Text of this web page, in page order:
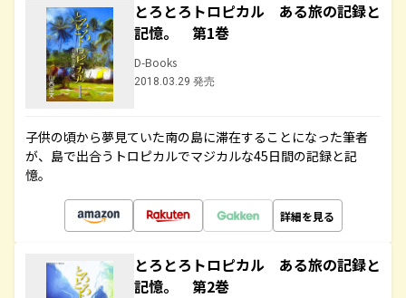
とろとろトロピカル ある旅の記録と
記憶。 第1巻
D-Books
2018.03.29 発売
子供の頃から夢見ていた南の島に滞在することになった筆者
が、島で出合うトロピカルでマジカルな45日間の記録と記
憶。
詳細を見る
とろとろトロピカル ある旅の記録と
記憶。 第2巻